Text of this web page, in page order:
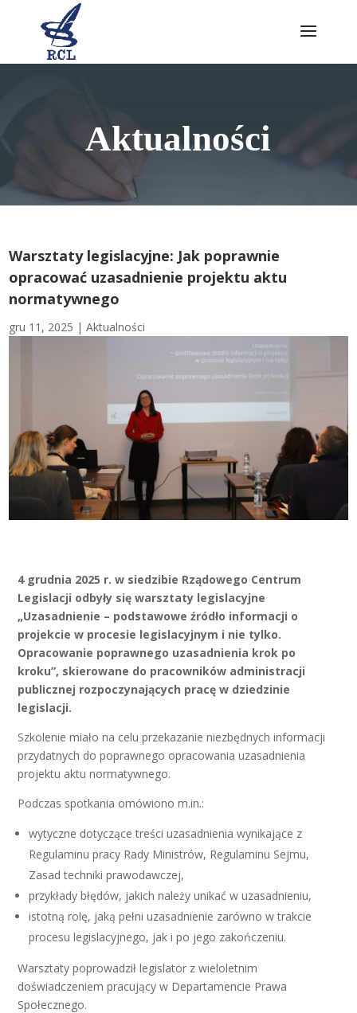
content
Aktualności
Warsztaty legislacyjne: Jak poprawnie
opracować uzasadnienie projektu aktu
normatywnego
gru 11, 2025 |Aktualności
4 grudnia 2025 r. w siedzibie Rządowego Centrum
Legislacji odbyły się warsztaty legislacyjne
„Uzasadnienie – podstawowe źródło informacji o
projekcie w procesie legislacyjnym i nie tylko.
Opracowanie poprawnego uzasadnienia krok po
kroku”, skierowane do pracowników administracji
publicznej rozpoczynających pracę w dziedzinie
legislacji.
Szkolenie miało na celu przekazanie niezbędnych informacji
przydatnych do poprawnego opracowania uzasadnienia
projektu aktu normatywnego.
Podczas spotkania omówiono m.in.:
wytyczne dotyczące treści uzasadnienia wynikające z
Regulaminu pracy Rady Ministrów, Regulaminu Sejmu,
Zasad techniki prawodawczej,
przykłady błędów, jakich należy unikać w uzasadnieniu,
istotną rolę, jaką pełni uzasadnienie zarówno w trakcie
procesu legislacyjnego, jak i po jego zakończeniu.
Warsztaty poprowadził legislator z wieloletnim
doświadczeniem pracujący w Departamencie Prawa
Społecznego.